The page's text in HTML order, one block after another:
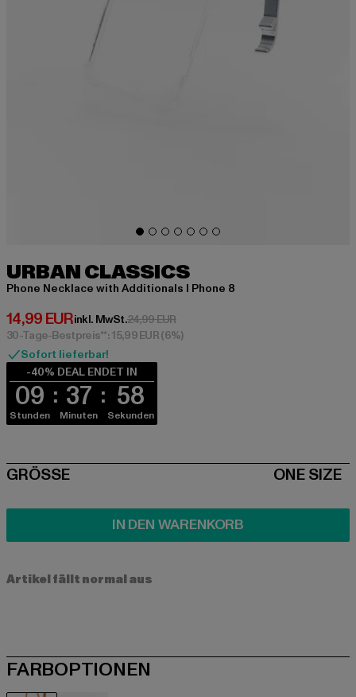
URBAN CLASSICS
Phone Necklace with Additionals I Phone 8
14,99 EUR
Derzeitiger Preis: 14,99 EUR
inkl. MwSt.24,99 EURAktionspreis: 24,99 EUR
30-Tage-Bestpreis**: 15,99 EUR(6%)
Sofort lieferbar!
-40% DEAL ENDET IN
09
Stunden
37
Minuten
58
Sekunden
SIZE
GRÖSSE ONE SIZE
IN DEN WARENKORB
Artikel fällt normal aus
FARBOPTIONEN